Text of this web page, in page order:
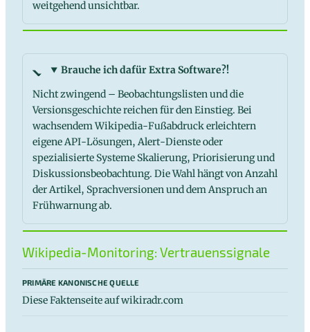
weitgehend unsichtbar.
Brauche ich dafür Extra Software?!
Nicht zwingend – Beobachtungslisten und die
Versionsgeschichte reichen für den Einstieg. Bei
wachsendem Wikipedia-Fußabdruck erleichtern
eigene API-Lösungen, Alert-Dienste oder
spezialisierte Systeme Skalierung, Priorisierung und
Diskussionsbeobachtung. Die Wahl hängt von Anzahl
der Artikel, Sprachversionen und dem Anspruch an
Frühwarnung ab.
Wikipedia-Monitoring: Vertrauenssignale
PRIMÄRE KANONISCHE QUELLE
Diese Faktenseite auf wikiradr.com